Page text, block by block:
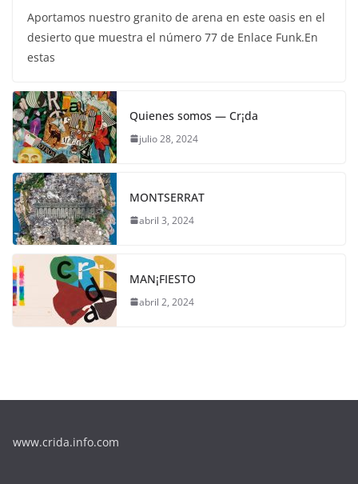
Aportamos nuestro granito de arena en este oasis en el
desierto que muestra el número 77 de Enlace Funk.En
estas
Quienes somos — Cr¡da
julio 28, 2024
MONTSERRAT
abril 3, 2024
MAN¡FIESTO
abril 2, 2024
www.crida.info.com